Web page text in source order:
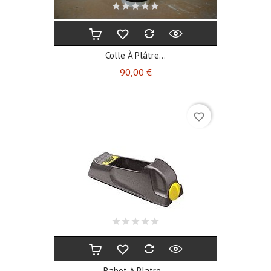
Colle À Plâtre...
90,00 €Prix
favorite_border